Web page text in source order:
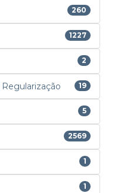
260
1227
2
19
5
2569
1
1